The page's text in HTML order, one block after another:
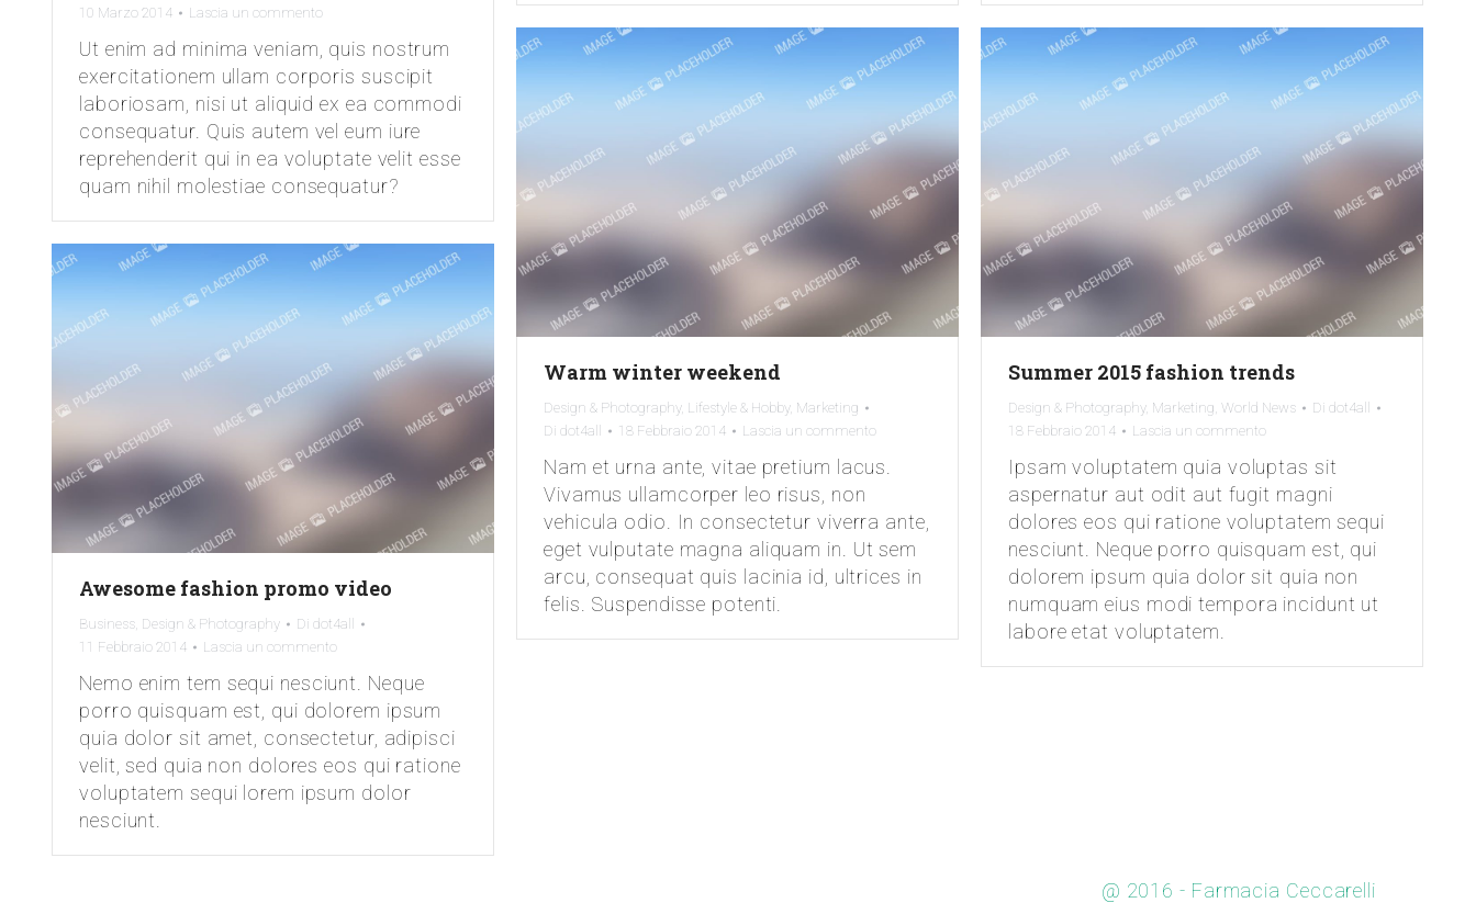
10 Marzo 2014
Lascia un commento
Ut enim ad minima veniam, quis nostrum
exercitationem ullam corporis suscipit
laboriosam, nisi ut aliquid ex ea commodi
consequatur. Quis autem vel eum iure
reprehenderit qui in ea voluptate velit esse
quam nihil molestiae consequatur?
Warm winter weekend
Design & Photography, Lifestyle & Hobby, Marketing
Di dot4all 18 Febbraio 2014 Lascia un commento
Nam et urna ante, vitae pretium lacus.
Vivamus ullamcorper leo risus, non
vehicula odio. In consectetur viverra ante,
eget vulputate magna aliquam in. Ut sem
arcu, consequat quis lacinia id, ultrices in
felis. Suspendisse potenti.
Summer 2015 fashion trends
Design & Photography, Marketing, World News Di dot4all
18 Febbraio 2014
Lascia un commento
Ipsam voluptatem quia voluptas sit
aspernatur aut odit aut fugit magni
dolores eos qui ratione voluptatem sequi
nesciunt. Neque porro quisquam est, qui
dolorem ipsum quia dolor sit quia non
numquam eius modi tempora incidunt ut
labore etat voluptatem.
Awesome fashion promo video
Business, Design & Photography Di dot4all
11 Febbraio 2014
Lascia un commento
Nemo enim tem sequi nesciunt. Neque
porro quisquam est, qui dolorem ipsum
quia dolor sit amet, consectetur, adipisci
velit, sed quia non dolores eos qui ratione
voluptatem sequi lorem ipsum dolor
nesciunt.
@ 2016 - Farmacia Ceccarelli